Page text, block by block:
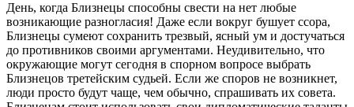
День, когда Близнецы способны свести на нет любые
возникающие разногласия! Даже если вокруг бушует ссора,
Близнецы сумеют сохранить трезвый, ясный ум и достучаться
до противников своими аргументами. Неудивительно, что
окружающие могут сегодня в спорном вопросе выбрать
Близнецов третейским судьей. Если же споров не возникнет,
люди просто будут чаще, чем обычно, спрашивать их совета.